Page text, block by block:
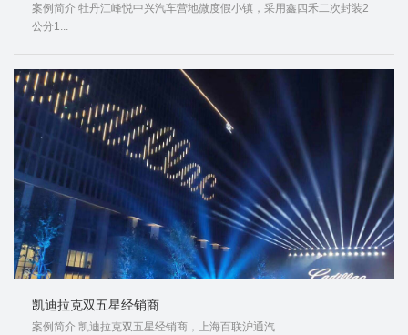
案例简介 牡丹江峰悦中兴汽车营地微度假小镇，采用鑫四禾二次封装2
公分1...
凯迪拉克双五星经销商
案例简介 凯迪拉克双五星经销商，上海百联沪通汽...